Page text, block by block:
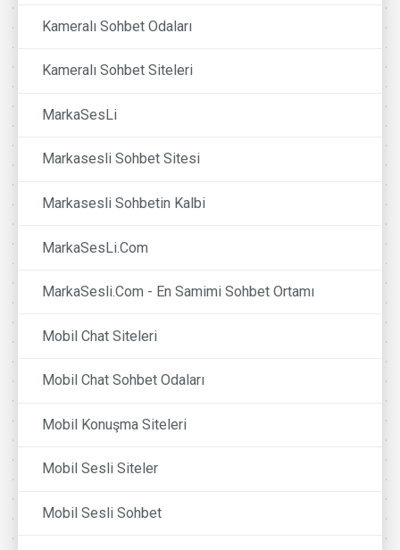
Kameralı Sohbet Odaları
Kameralı Sohbet Siteleri
MarkaSesLi
Markasesli Sohbet Sitesi
Markasesli Sohbetin Kalbi
MarkaSesLi.Com
MarkaSesli.Com - En Samimi Sohbet Ortamı
Mobil Chat Siteleri
Mobil Chat Sohbet Odaları
Mobil Konuşma Siteleri
Mobil Sesli Siteler
Mobil Sesli Sohbet